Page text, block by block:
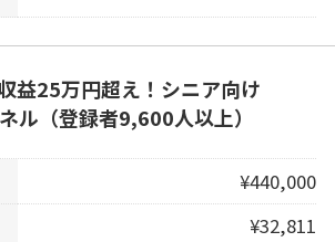
益25万円超え！シニア向け
ル（登録者9,600人以上）
¥440,000
¥32,811